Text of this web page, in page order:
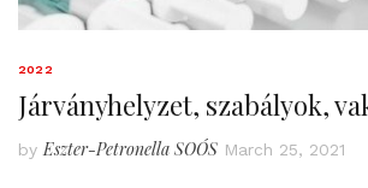
2022
Járványhelyzet, szabályok,
by Eszter-Petronella SOÓS March 25, 2021